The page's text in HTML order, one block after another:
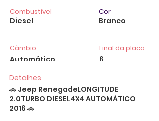
Combustível
Diesel
Câmbio
Automático
Cor
Branco
Final da placa
6
Detalhes
🚗 Jeep RenegadeLONGITUDE
2.0TURBO DIESEL4X4 AUTOMÁTICO
2016 🚗